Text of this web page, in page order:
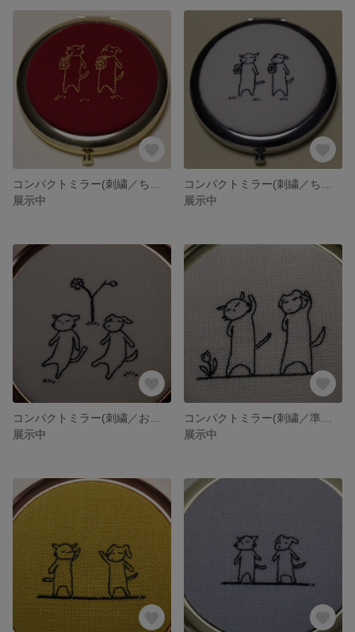
展示中
展示中
展示中
展示中